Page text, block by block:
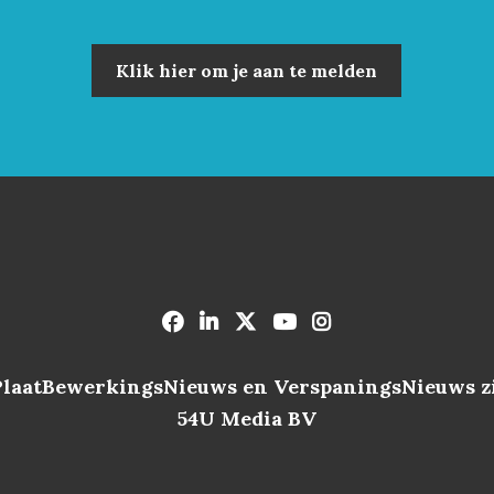
Klik hier om je aan te melden
en VerspaningsNieuws
54U Media BV